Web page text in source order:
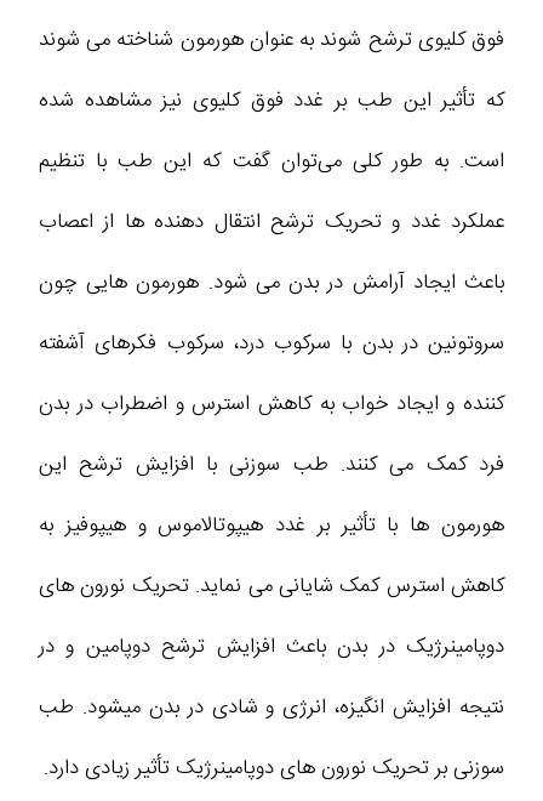
فوق کلیوی ترشح شوند به عنوان هورمون شناخته می شوند
که تأثیر این طب بر غدد فوق کلیوی نیز مشاهده شده
است. به طور کلی می‌توان گفت که این طب با تنظیم
عملکرد غدد و تحریک ترشح انتقال دهنده ها از اعصاب
باعث ایجاد آرامش در بدن می شود. هورمون هایی چون
سروتونین در بدن با سرکوب درد، سرکوب فکرهای آشفته
کننده و ایجاد خواب به کاهش استرس و اضطراب در بدن
فرد کمک می کنند. طب سوزنی با افزایش ترشح این
هورمون ها با تأثیر بر غدد هیپوتالاموس و هیپوفیز به
کاهش استرس کمک شایانی می نماید. تحریک نورون های
دوپامینرژیک در بدن باعث افزایش ترشح دوپامین و در
نتیجه افزایش انگیزه، انرژی و شادی در بدن میشود. طب
سوزنی بر تحریک نورون های دوپامینرژیک تأثیر زیادی دارد.